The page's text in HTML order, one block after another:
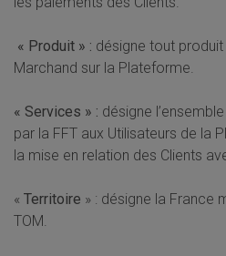
« Produit » : désigne tout
Marchand sur la Plateforme.
« Services » : désigne
par la FFT aux Utilisateurs de la
la mise en relation des Clients
« Territoire » : désigne la France
TOM.